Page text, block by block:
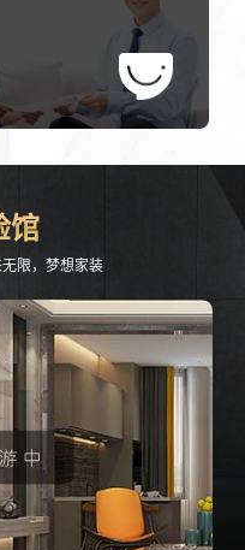
馆
限，梦想家装